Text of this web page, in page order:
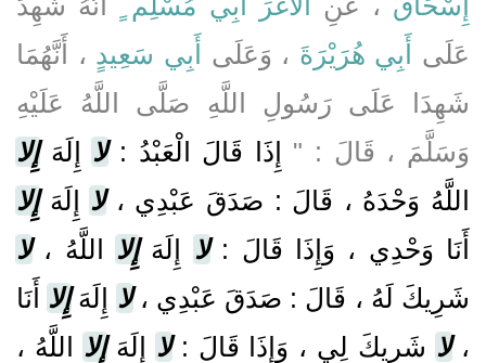
عَلَى أَبِي هُرَيْرَةَ ، وَعَلَى أَبِي سَعِيدٍ ، أَنَّهُمَا
شَهِدَا عَلَى رَسُولِ اللَّهِ صَلَّى اللَّهُ عَلَيْهِ
وَسَلَّمَ ، قَالَ : " إِذَا قَالَ الْعَبْدُ :لا إِلَهَإِلا
اللَّهُ وَحْدَهُ ، قَالَ : صَدَقَ عَبْدِي ،لا إِلَهَإِلا
أَنَا وَحْدِي ، وَإِذَا قَالَ :لا إِلَهَإِلا اللَّهُ ،لا
شَرِيكَ لَهُ ، قَالَ : صَدَقَ عَبْدِي ،لا إِلَهَإِلا أَنَا
،لا شَرِيكَ لِي ، وَإِذَا قَالَ :لا إِلَهَإِلا اللَّهُ ،